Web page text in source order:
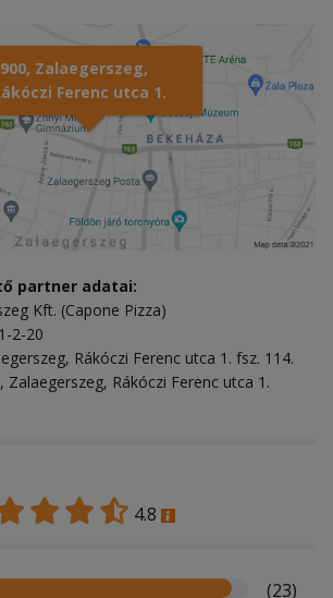
Zalaegerszeg,
Ferenc utca 1.
partner adatai:
Kft. (Capone Pizza)
2-20
Rákóczi Ferenc utca 1. fsz. 114.
Zalaegerszeg, Rákóczi Ferenc utca 1.
4.8
(23)